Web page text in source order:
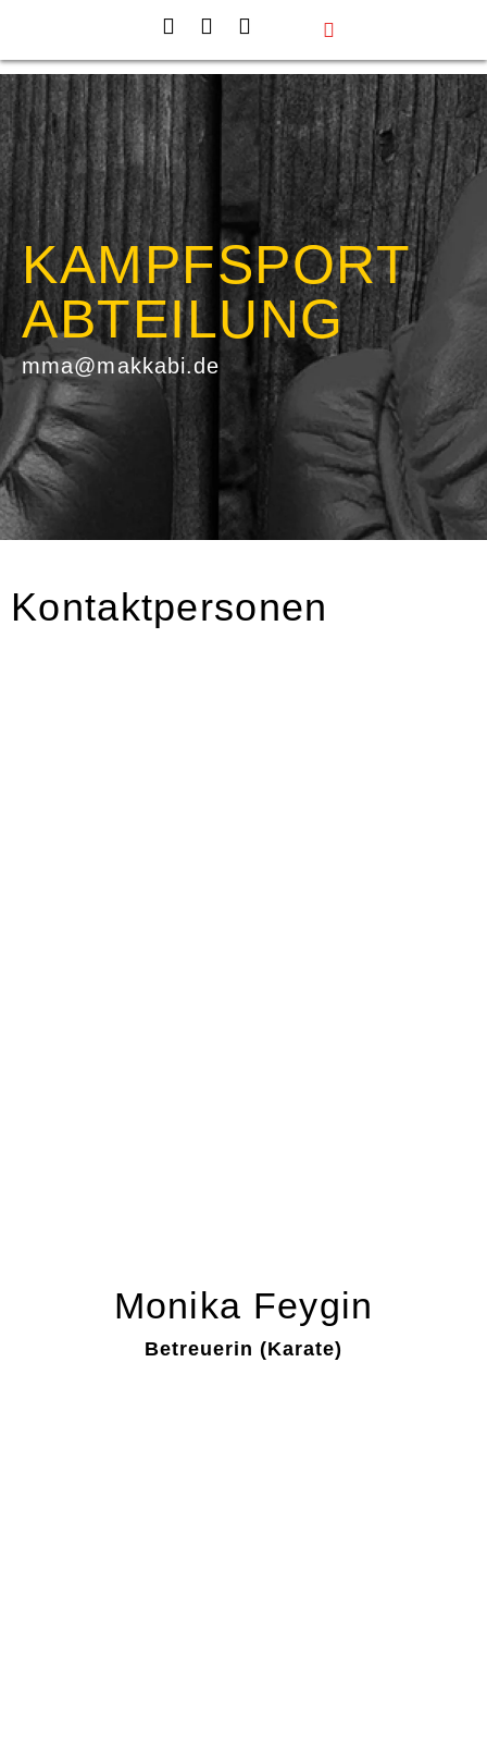
KAMPFSPORT
ABTEILUNG
mma@makkabi.de
Kontaktpersonen
Monika Feygin
Betreuerin (Karate)